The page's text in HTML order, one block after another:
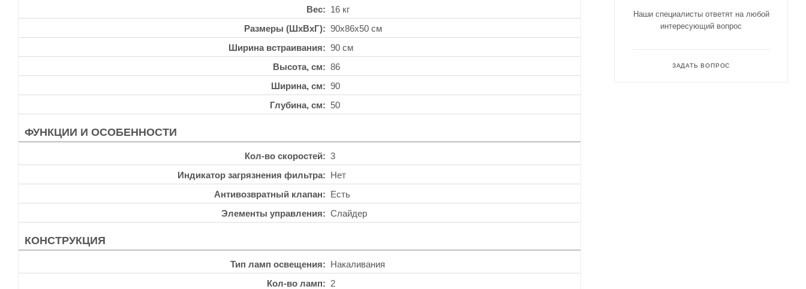
Вес
16 кг
Размеры (ШхВхГ)
90x86x50 см
Ширина встраивания
90 см
Высота, см
86
Ширина, см
90
Глубина, см
50
ФУНКЦИИ И ОСОБЕННОСТИ
Кол-во скоростей
3
Индикатор загрязнения фильтра
Нет
Антивозвратный клапан
Есть
Элементы управления
Слайдер
КОНСТРУКЦИЯ
Тип ламп освещения
Накаливания
Кол-во ламп
2
Наши специалисты ответят на любой
интересующий вопрос
ЗАДАТЬ ВОПРОС